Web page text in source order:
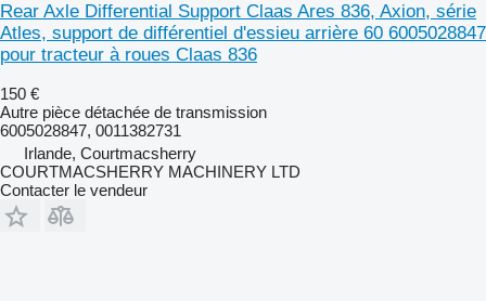
Rear Axle Differential Support Claas Ares 836, Axion, série
Atles, support de différentiel d'essieu arrière 60 6005028847
pour tracteur à roues Claas 836
150 €
Autre pièce détachée de transmission
6005028847, 0011382731
Irlande, Courtmacsherry
COURTMACSHERRY MACHINERY LTD
Contacter le vendeur